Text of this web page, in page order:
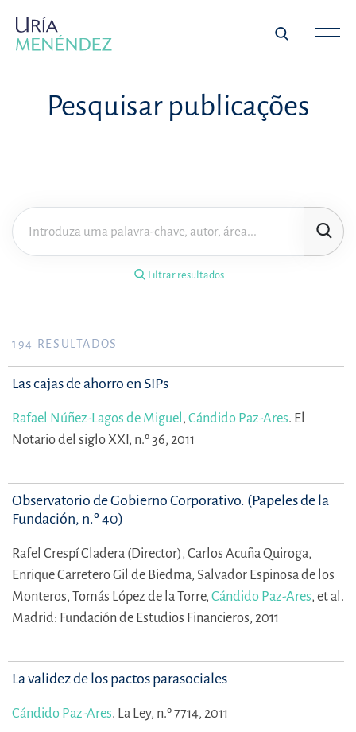
Pesquisar publicações
Filtrar resultados
Filtrar resultados ×
Área de prática
194 RESULTADOS
Las cajas de ahorro en SIPs
Rafael Núñez-Lagos de Miguel , Cándido Paz-Ares. El
Notario del siglo XXI, n.º 36, 2011
Observatorio de Gobierno Corporativo. (Papeles de la
Fundación, n.º 40)
Rafel Crespí Cladera (Director), Carlos Acuña Quiroga,
Enrique Carretero Gil de Biedma, Salvador Espinosa de los
Monteros, Tomás López de la Torre, Cándido Paz-Ares, et al.
Madrid: Fundación de Estudios Financieros, 2011
La validez de los pactos parasociales
Cándido Paz-Ares. La Ley, n.º 7714, 2011